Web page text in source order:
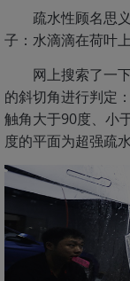
疏水性顾名思
子：水滴滴在荷叶
网上搜索了一
的斜切角进行判定
触角大于90度、小
度的平面为超强疏水